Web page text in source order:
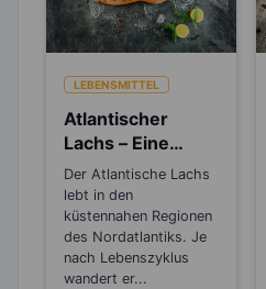
LEBENSMITTEL
Atlantischer
Lachs – Eine
fantastische
Omega-3-Quelle
Der Atlantische Lachs
lebt in den
küstennahen Regionen
des Nordatlantiks. Je
nach Lebenszyklus
wandert er...